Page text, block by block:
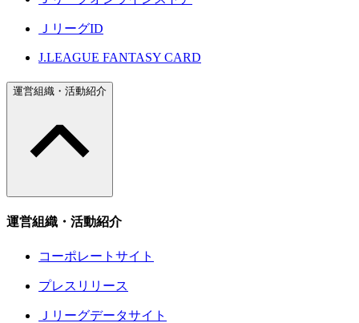
ＪリーグID
J.LEAGUE FANTASY CARD
運営組織・活動紹介
運営組織・活動紹介
コーポレートサイト
プレスリリース
Ｊリーグデータサイト